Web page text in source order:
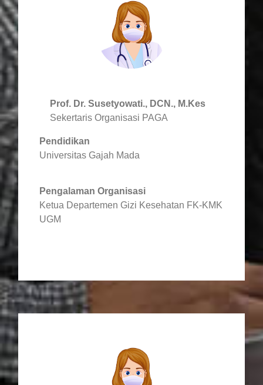
Prof. Dr. Susetyowati., DCN., M.Kes
Sekertaris Organisasi PAGA
Pendidikan
Universitas Gajah Mada
Pengalaman Organisasi
Ketua Departemen Gizi Kesehatan FK-KMK
UGM